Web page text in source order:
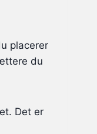
placerer
du
Det er